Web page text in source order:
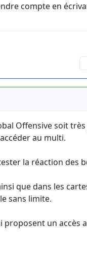
compte en
Offensive soit
au multi.
la réaction des
que dans les
sans limite.
un accès